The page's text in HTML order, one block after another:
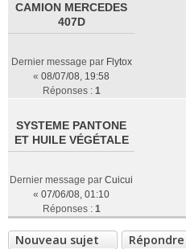
CAMION MERCEDES
407D
Dernier message par Flytox
« 08/07/08, 19:58
Réponses : 1
SYSTEME PANTONE
ET HUILE VÉGÉTALE
Dernier message par Cuicui
« 07/06/08, 01:10
Réponses : 1
Nouveau sujet Répondre